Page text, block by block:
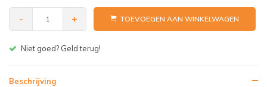
- + TOEVOEGEN AAN WINKELWAGEN
Gratis bezorgen v.a. € 150,- (NL)
Beschrijving